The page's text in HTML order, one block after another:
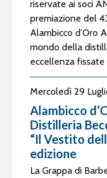
riservate ai soci
premiazione del
Alambicco d’Oro
mondo della
eccellenza fissate
Mercoledì 29
Alambicco
Distilleria
“Il Vestito
edizione
La Grappa di